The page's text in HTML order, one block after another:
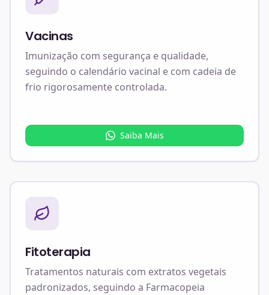
Vacinas
Imunização com segurança e qualidade,
seguindo o calendário vacinal e com cadeia de
frio rigorosamente controlada.
Saiba Mais
Fitoterapia
Tratamentos naturais com extratos vegetais
padronizados, seguindo a Farmacopeia